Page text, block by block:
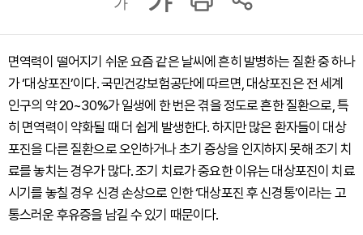
면역력이 떨어지기 쉬운 요즘 같은 날씨에 흔히 발병하는 질환 중 하나
가 ‘대상포진’이다. 국민건강보험공단에 따르면, 대상포진은 전 세계
인구의 약 20~30%가 일생에 한 번은 겪을 정도로 흔한 질환으로, 특
히 면역력이 약화될 때 더 쉽게 발생한다. 하지만 많은 환자들이 대상
포진을 다른 질환으로 오인하거나 초기 증상을 인지하지 못해 조기 치
료를 놓치는 경우가 많다. 조기 치료가 중요한 이유는 대상포진이 치료
시기를 놓칠 경우 신경 손상으로 인한 ‘대상포진 후 신경통’이라는 고
통스러운 후유증을 남길 수 있기 때문이다.